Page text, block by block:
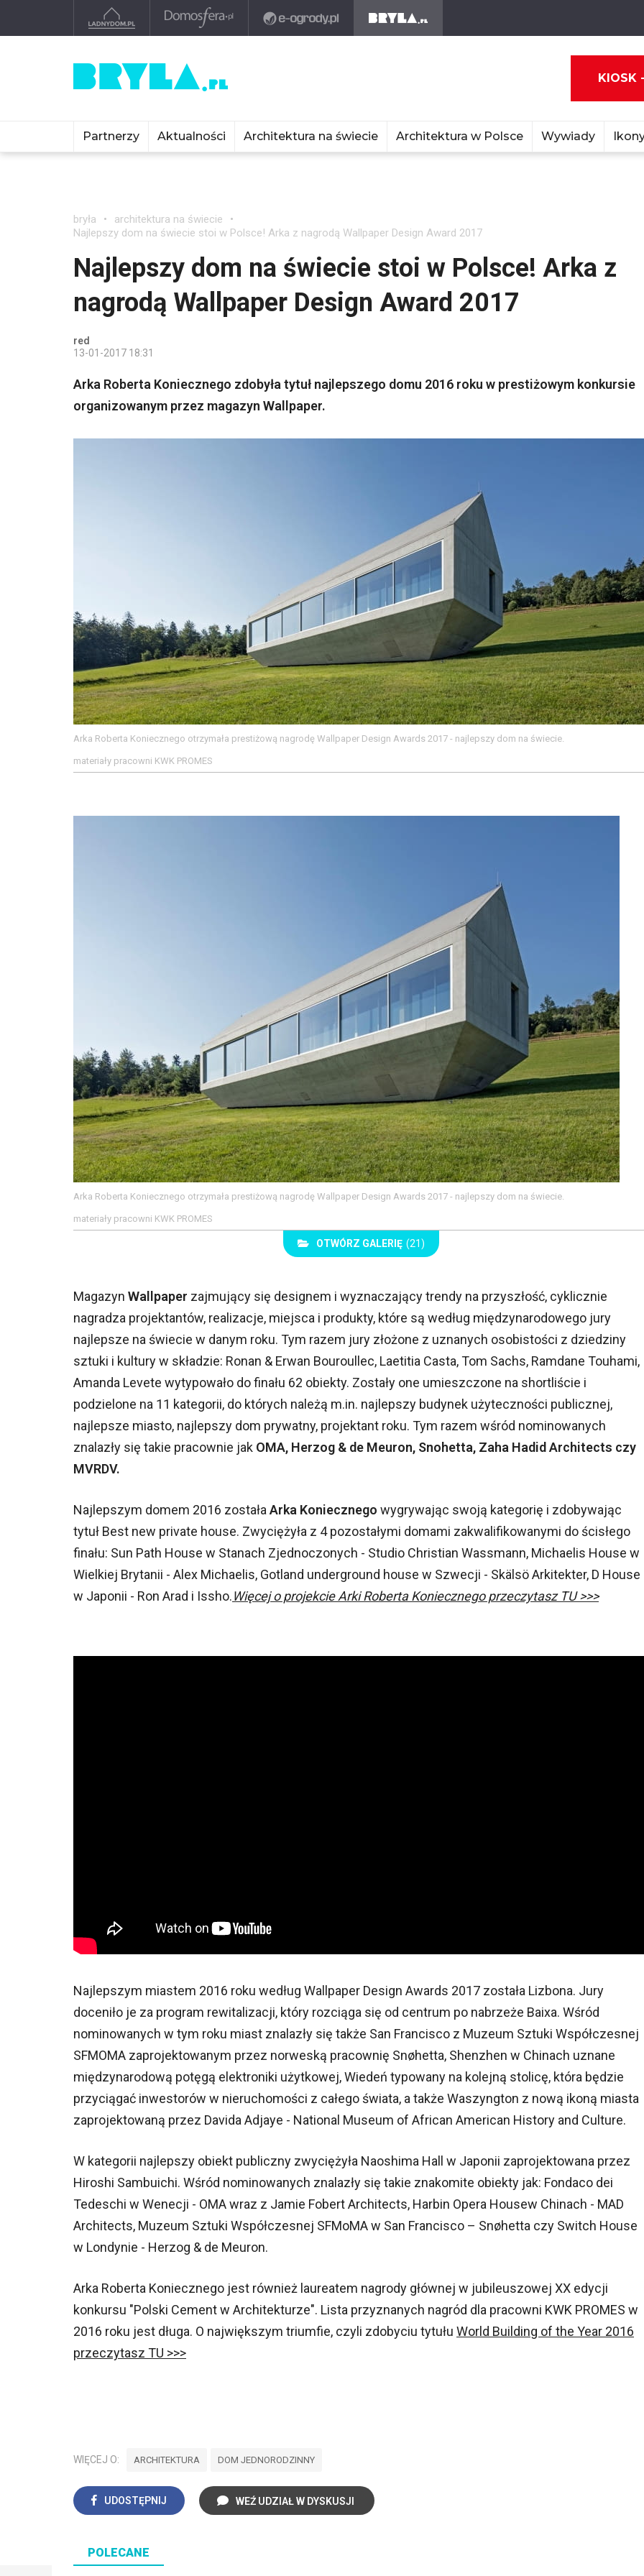
KIOSK
Partnerzy Aktualności Architektura na świecie Architektura w Polsce Wywiady
bryła
architektura na świecie
Najlepszy dom na świecie stoi w Polsce! Arka z nagrodą Wallpaper Design Award 2017
Najlepszy dom na świecie stoi w Polsce! Arka z
nagrodą Wallpaper Design Award 2017
red
13-01-2017 18:31
Arka Roberta Koniecznego zdobyła tytuł najlepszego domu 2016 roku w prestiżowym konkursie
organizowanym przez magazyn Wallpaper.
Arka Roberta Koniecznego otrzymała prestiżową nagrodę Wallpaper Design Awards 2017 - najlepszy dom na świecie.
materiały pracowni KWK PROMES
Arka Roberta Koniecznego otrzymała prestiżową nagrodę Wallpaper Design Awards 2017 - najlepszy dom na świecie.
materiały pracowni KWK PROMES
OTWÓRZ GALERIĘ (21)
Magazyn Wallpaper zajmujący się designem i wyznaczający trendy na przyszłość, cyklicznie
nagradza projektantów, realizacje, miejsca i produkty, które są według międzynarodowego jury
najlepsze na świecie w danym roku. Tym razem jury złożone z uznanych osobistości z dziedziny
sztuki i kultury w składzie: Ronan & Erwan Bouroullec, Laetitia Casta, Tom Sachs, Ramdane Touhami,
Amanda Levete wytypowało do finału 62 obiekty. Zostały one umieszczone na shortliście i
podzielone na 11 kategorii, do których należą m.in. najlepszy budynek użyteczności publicznej,
najlepsze miasto, najlepszy dom prywatny, projektant roku. Tym razem wśród nominowanych
znalazły się takie pracownie jak OMA, Herzog & de Meuron, Snohetta, Zaha Hadid Architects czy
MVRDV.
Najlepszym domem 2016 została Arka Koniecznego wygrywając swoją kategorię i zdobywając
tytuł Best new private house. Zwyciężyła z 4 pozostałymi domami zakwalifikowanymi do ścisłego
finału: Sun Path House w Stanach Zjednoczonych - Studio Christian Wassmann, Michaelis House w
Wielkiej Brytanii - Alex Michaelis, Gotland underground house w Szwecji - Skälsö Arkitekter, D House
w Japonii - Ron Arad i Issho.Więcej o projekcie Arki Roberta Koniecznego przeczytasz TU >>>
Najlepszym miastem 2016 roku według Wallpaper Design Awards 2017 została Lizbona. Jury
doceniło je za program rewitalizacji, który rozciąga się od centrum po nabrzeże Baixa. Wśród
nominowanych w tym roku miast znalazły się także San Francisco z Muzeum Sztuki Współczesnej
SFMOMA zaprojektowanym przez norweską pracownię Snøhetta, Shenzhen w Chinach uznane
międzynarodową potęgą elektroniki użytkowej, Wiedeń typowany na kolejną stolicę, która będzie
przyciągać inwestorów w nieruchomości z całego świata, a także Waszyngton z nową ikoną miasta
zaprojektowaną przez Davida Adjaye - National Museum of African American History and Culture.
W kategorii najlepszy obiekt publiczny zwyciężyła Naoshima Hall w Japonii zaprojektowana przez
Hiroshi Sambuichi. Wśród nominowanych znalazły się takie znakomite obiekty jak: Fondaco dei
Tedeschi w Wenecji - OMA wraz z Jamie Fobert Architects, Harbin Opera Housew Chinach - MAD
Architects, Muzeum Sztuki Współczesnej SFMoMA w San Francisco – Snøhetta czy Switch House
w Londynie - Herzog & de Meuron.
Arka Roberta Koniecznego jest również laureatem nagrody głównej w jubileuszowej XX edycji
konkursu "Polski Cement w Architekturze". Lista przyznanych nagród dla pracowni KWK PROMES w
2016 roku jest długa. O największym triumfie, czyli zdobyciu tytułu World Building of the Year 2016
przeczytasz TU >>>
WIĘCEJ O: ARCHITEKTURA DOM JEDNORODZINNY
UDOSTĘPNIJ WEŹ UDZIAŁ W DYSKUSJI
POLECANE